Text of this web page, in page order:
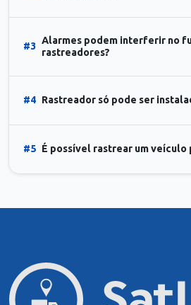
#3
Alarmes podem interferir no
rastreadores?
#4 Rastreador só pode ser
#5 É possível rastrear um